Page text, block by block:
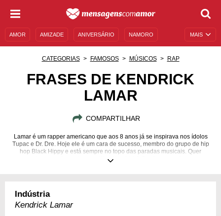
MAIS
AMOR AMIZADE ANIVERSÁRIO NAMORO
MENSAGENS DE ANIVERSÁRIO
CATEGORIAS FAMOSOS MÚSICOS RAP
FRASES DE KENDRICK
LAMAR
COMPARTILHAR
Lamar é um rapper americano que aos 8 anos já se inspirava nos ídolos
Tupac e Dr. Dre. Hoje ele é um cara de sucesso, membro do grupo de hip
hop Black Hippy e está sempre no topo das paradas musicais. Quer
conhecer melhor o famoso King Kendrick? Confira os melhores
Indústria
Kendrick Lamar